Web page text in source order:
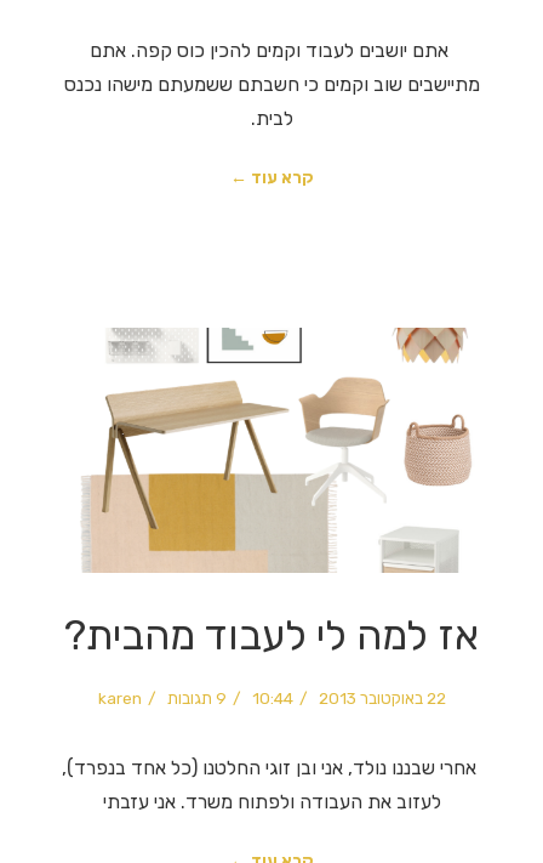
אתם יושבים לעבוד וקמים להכין כוס קפה. אתם
מתיישבים שוב וקמים כי חשבתם ששמעתם מישהו נכנס
לבית.
קרא עוד ←
אז למה לי לעבוד מהבית?
22 באוקטובר 2013 10:44 9 תגובות karen
אחרי שבננו נולד, אני ובן זוגי החלטנו (כל אחד בנפרד),
לעזוב את העבודה ולפתוח משרד. אני עזבתי